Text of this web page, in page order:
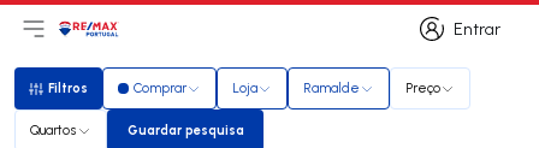
Entrar
Entrar
Abri menu principal
LogoIr para página inicial
Filtros
Filtros Comprar Loja Ramalde Preço
Quartos Guardar pesquisa
Guardar pesquisa